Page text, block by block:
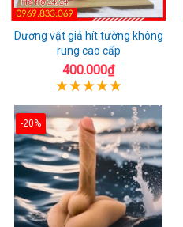
Dương vật giả hít tường không
rung cao cấp
400.000₫
-20%